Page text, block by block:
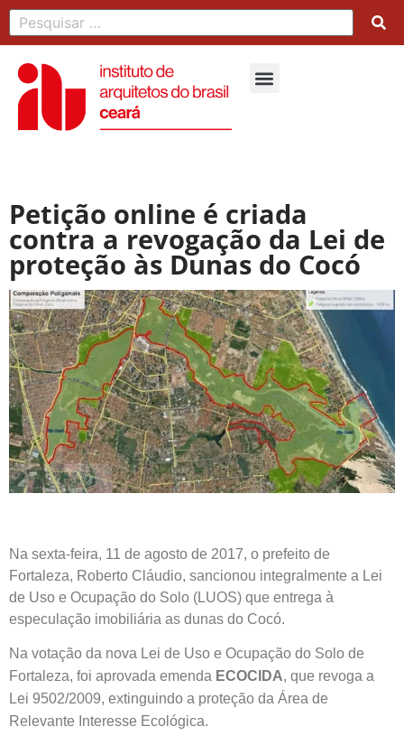
Petição online é criada
contra a revogação da Lei de
proteção às Dunas do Cocó
Na sexta-feira, 11 de agosto de 2017, o prefeito de
Fortaleza, Roberto Cláudio, sancionou integralmente a Lei
de Uso e Ocupação do Solo (LUOS) que entrega à
especulação imobiliária as dunas do Cocó.
Na votação da nova Lei de Uso e Ocupação do Solo de
Fortaleza, foi aprovada emenda ECOCIDA, que revoga a
Lei 9502/2009, extinguindo a proteção da Área de
Relevante Interesse Ecológica.